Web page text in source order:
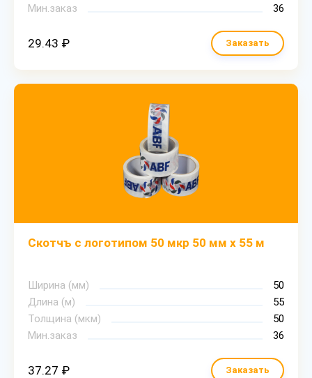
Мин.заказ
36
29.43 ₽ Заказать
Скотчъ с логотипом 50 мкр 50 мм х 55 м
Ширина (мм)
50
Длина (м)
55
Толщина (мкм)
50
Мин.заказ
36
37.27 ₽ Заказать